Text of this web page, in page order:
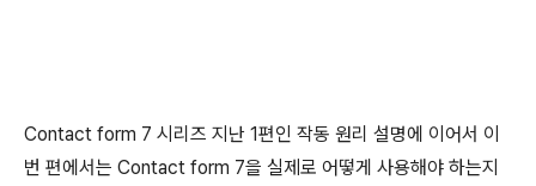
Contact form 7 시리즈 지난 1편인 작동 원리 설명에 이어서 이
번 편에서는 Contact form 7을 실제로 어떻게 사용해야 하는지